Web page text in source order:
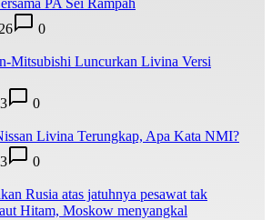
PA Sei Rampah
0
Mitsubishi Luncurkan Livina Versi
0
Livina Terungkap, Apa Kata NMI?
0
Rusia atas jatuhnya pesawat tak
Hitam, Moskow menyangkal